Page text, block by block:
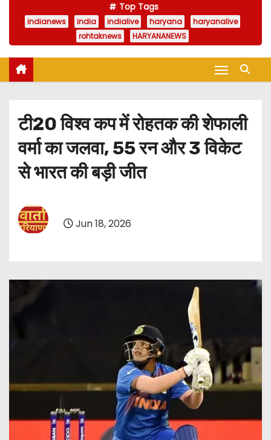
Top Tags
indianews india indialive haryana
haryanalive
rohtaknews
HARYANANEWS
टी20 विश्व कप में रोहतक की शेफाली
वर्मा का जलवा, 55 रन और 3 विकेट
से भारत की बड़ी जीत
Jun 18, 2026